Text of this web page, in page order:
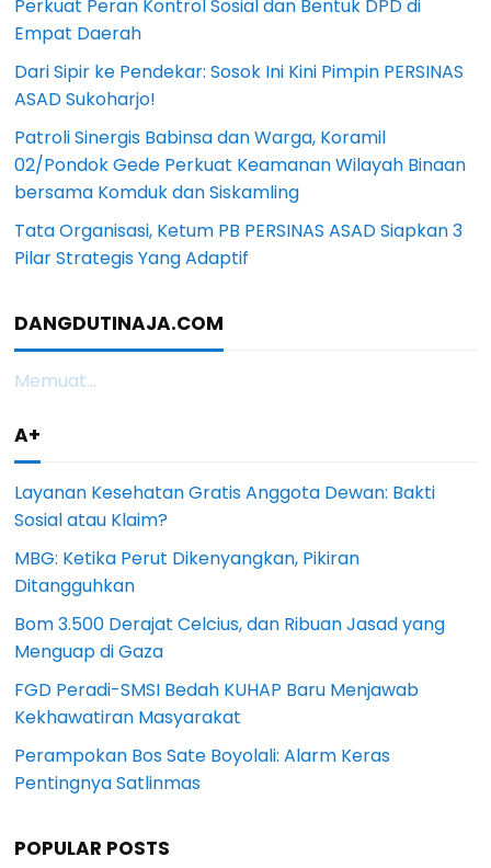
Perkuat Peran Kontrol Sosial dan Bentuk DPD di
Empat Daerah
Dari Sipir ke Pendekar: Sosok Ini Kini Pimpin PERSINAS
ASAD Sukoharjo!
Patroli Sinergis Babinsa dan Warga, Koramil
02/Pondok Gede Perkuat Keamanan Wilayah Binaan
bersama Komduk dan Siskamling
Tata Organisasi, Ketum PB PERSINAS ASAD Siapkan 3
Pilar Strategis Yang Adaptif
DANGDUTINAJA.COM
Memuat...
A+
Layanan Kesehatan Gratis Anggota Dewan: Bakti
Sosial atau Klaim?
MBG: Ketika Perut Dikenyangkan, Pikiran
Ditangguhkan
Bom 3.500 Derajat Celcius, dan Ribuan Jasad yang
Menguap di Gaza
FGD Peradi-SMSI Bedah KUHAP Baru Menjawab
Kekhawatiran Masyarakat
Perampokan Bos Sate Boyolali: Alarm Keras
Pentingnya Satlinmas
POPULAR POSTS